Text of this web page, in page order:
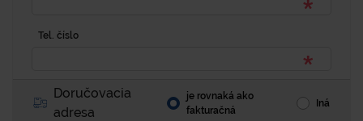
Tel. číslo
Doručovacia
adresa
je rovnaká ako
fakturačná
Iná